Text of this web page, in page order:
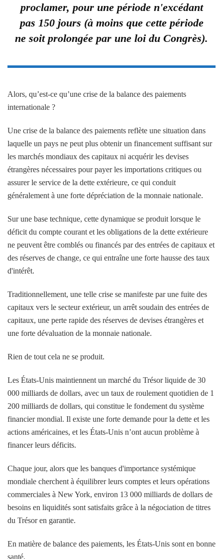
proclamer, pour une période n'excédant
pas 150 jours (à moins que cette période
ne soit prolongée par une loi du Congrès).
Alors, qu’est-ce qu’une crise de la balance des paiements
internationale ?
Une crise de la balance des paiements reflète une situation dans
laquelle un pays ne peut plus obtenir un financement suffisant sur
les marchés mondiaux des capitaux ni acquérir les devises
étrangères nécessaires pour payer les importations critiques ou
assurer le service de la dette extérieure, ce qui conduit
généralement à une forte dépréciation de la monnaie nationale.
Sur une base technique, cette dynamique se produit lorsque le
déficit du compte courant et les obligations de la dette extérieure
ne peuvent être comblés ou financés par des entrées de capitaux et
des réserves de change, ce qui entraîne une forte hausse des taux
d'intérêt.
Traditionnellement, une telle crise se manifeste par une fuite des
capitaux vers le secteur extérieur, un arrêt soudain des entrées de
capitaux, une perte rapide des réserves de devises étrangères et
une forte dévaluation de la monnaie nationale.
Rien de tout cela ne se produit.
Les États-Unis maintiennent un marché du Trésor liquide de 30
000 milliards de dollars, avec un taux de roulement quotidien de 1
200 milliards de dollars, qui constitue le fondement du système
financier mondial. Il existe une forte demande pour la dette et les
actions américaines, et les États-Unis n’ont aucun problème à
financer leurs déficits.
Chaque jour, alors que les banques d'importance systémique
mondiale cherchent à équilibrer leurs comptes et leurs opérations
commerciales à New York, environ 13 000 milliards de dollars de
besoins en liquidités sont satisfaits grâce à la négociation de titres
du Trésor en garantie.
En matière de balance des paiements, les États-Unis sont en bonne
santé.